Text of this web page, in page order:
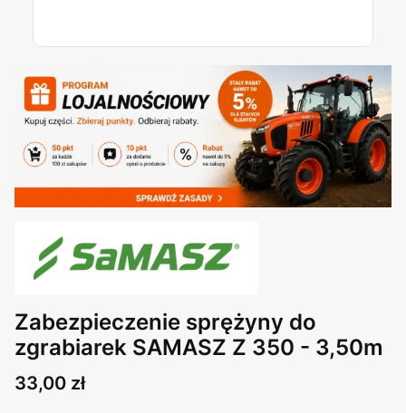
Zabezpieczenie sprężyny do
zgrabiarek SAMASZ Z 350 - 3,50m
Cena
33,00 zł